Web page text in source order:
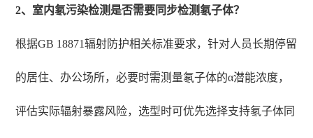
2、室内氡污染检测是否需要同步检测氡子体？
根据GB 18871辐射防护相关标准要求，针对人员长期停留
的居住、办公场所，必要时需测量氡子体的α潜能浓度，
评估实际辐射暴露风险，选型时可优先选择支持氡子体同